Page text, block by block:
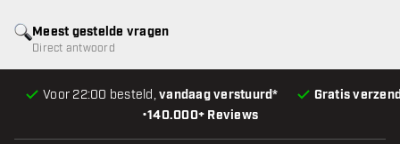
•140.000+ Reviews
Voor 22:00 besteld,vandaag verstuurd* Gratis
Meest gestelde vragen
Direct antwoord